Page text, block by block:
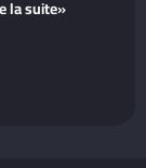
la suite»